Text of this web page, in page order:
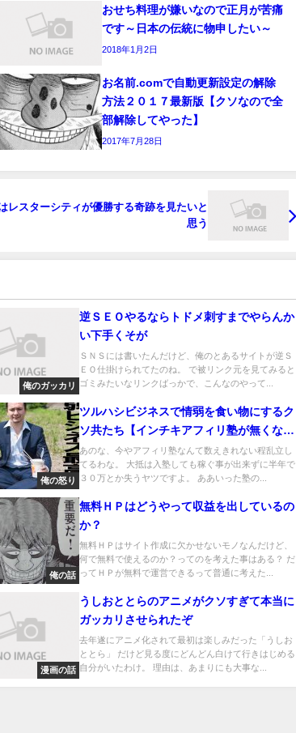
おせち料理が嫌いなので正月が苦痛
です～日本の伝統に物申したい～
2018年1月2日
お名前.comで自動更新設定の解除
方法２０１７最新版【クソなので全
部解除してやった】
2017年7月28日
レスターシティが優勝する奇跡を見たいと
思う
俺のガッカリ
逆ＳＥＯやるならトドメ刺すまでやらんか
い下手くそが
ＳＮＳには書いたんだけど、俺のとあるサイトが逆Ｓ
ＥＯ仕掛けられてたのね。 で被リンク元を見てみると
ゴミみたいなリンクばっかで、こんなのやって...
俺の怒り
ツルハシビジネスで情弱を食い物にするク
ソ共たち【インチキアフィリ塾が無くなら
ない理由】
あのな、今やアフィリ塾なんて数えきれない程乱立し
てるわな。 大抵は入塾しても稼ぐ事が出来ずに半年で
３０万とか失うヤツですよ。 ああいった塾の...
俺の話
無料ＨＰはどうやって収益を出しているの
か？
無料ＨＰはサイト作成に欠かせないモノなんだけど、
何で無料で使えるのか？ってのを考えた事はある？ だ
ってＨＰが無料で運営できるって普通に考えた...
漫画の話
うしおととらのアニメがクソすぎて本当に
ガッカリさせられたぞ
去年遂にアニメ化されて最初は楽しみだった「うしお
ととら」 だけど見る度にどんどん白けて行きはじめる
自分がいたわけ。 理由は、あまりにも大事な...